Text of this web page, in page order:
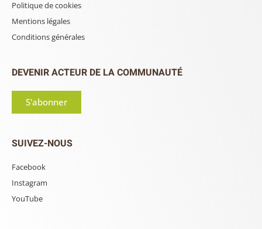
Politique de cookies
Mentions légales
Conditions générales
DEVENIR ACTEUR DE LA COMMUNAUTÉ
S'abonner
SUIVEZ-NOUS
Facebook
Instagram
YouTube